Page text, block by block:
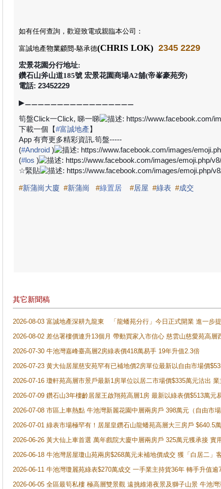
如有任何查詢，歡迎致電或親臨本公司 ：
富誠地產物業顧問-駱承德(CHRIS LOK) 2345 2229
宏景花園分行地址:
鑽石山斧山道185號 宏景花園商場A2舖(帝峯豪苑旁)
電話: 23452229
▶⚊⚊⚊⚊⚊⚊⚊⚊⚊⚊⚊⚊⚊⚊⚊⚊⚊
筍盤Click一Click, 睇一睇
下載一個【#富誠地產】
App 有齊更多精彩資訊.筍盤-----
(#Android )
(#los )
☆緊貼
#新蒲崗大廈 #新蒲崗 #綠置居 #居屋 #綠表 #成交
其它新聞稿
2026-08-03 富誠地產深耕九龍東 「龍蟠苑分行」今日正式開業 進一步
2026-08-02 差估署樓價連升13個月 帶動買家入市信心 慈雲山慈愛苑高層
2026-07-30 牛池灣嘉峰臺高層2房綠表價418萬易手 19年升值2.3倍
2026-07-23 黄大仙居屋慈安苑罕有已補地價2房單位最新以自由市場價
2026-07-16 瓊軒苑高層市景戶最新1房單位以居二市場價$335萬元沽出
2026-07-09 鑽石山3年樓齡居屋王啟翔苑高層1房 最新以綠表價$513萬元
2026-07-08 市區上車熱點 牛池灣新麗花園中層兩房戶 398萬元（自由市
2026-07-01 綠表市場極罕有！居屋皇鑽石山龍蟠苑高層大三房戶
2026-06-26 黃大仙上車首選 萬年戲院大廈中層兩房戶 325萬元獲承接 實
2026-06-18 牛池灣居屋瓊山苑兩房$268萬元未補地價成交 獲「白居二」
2026-06-11 牛池灣瓊麗苑綠表$270萬成交 一手業主持貨36年 轉手升值逾
2026-06-05 全區最筍私樓 極高層雙景觀 遠挑維港夜景及獅子山景 牛池